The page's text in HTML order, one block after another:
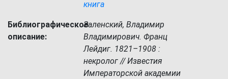
книга
Библиографическое
описание:
Заленский, Владимир
Владимирович. Франц
Лейдиг. 1821–1908 :
некролог // Известия
Императорской академии